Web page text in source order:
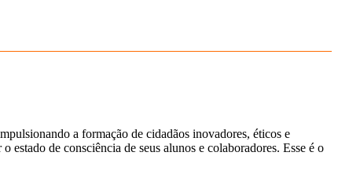
a formação de cidadãos inovadores, éticos e
estado de consciência de seus alunos e colaboradores. Esse é o